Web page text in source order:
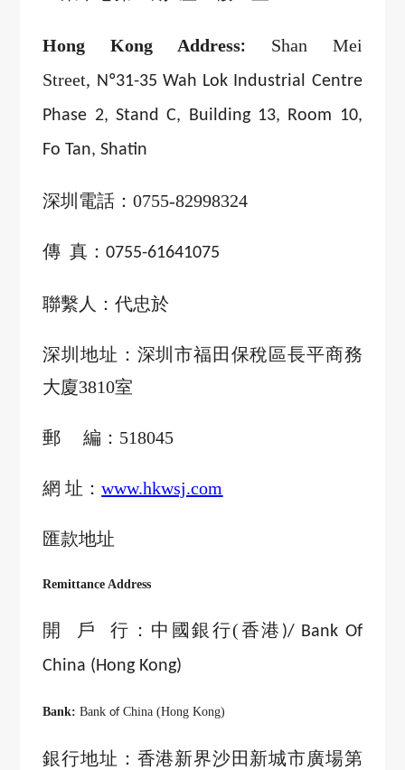
Hong Kong Address:
Shan Mei
Street, Nº31-35 Wah Lok Industrial Centre
Phase 2, Stand C, Building 13, Room 10,
Fo Tan, Shatin
深圳電話：0755-82998324
傳 真：0755-61641075
聯繫人：代忠於
深圳地址：深圳市福田保稅區長平商務
大廈3810室
郵 編： 518045
網 址：www.hkwsj.com
匯款地址
Remittance Address
開 戶 行：中國銀行(香港 )/ Bank Of
China (Hong Kong)
Bank:BankofChina (Hong Kong)
銀行地址：香港新界沙田新城市廣場第